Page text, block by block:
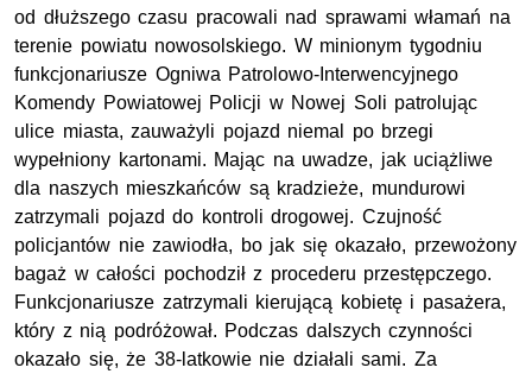
od dłuższego czasu pracowali nad sprawami włamań na
terenie powiatu nowosolskiego. W minionym tygodniu
funkcjonariusze Ogniwa Patrolowo-Interwencyjnego
Komendy Powiatowej Policji w Nowej Soli patrolując
ulice miasta, zauważyli pojazd niemal po brzegi
wypełniony kartonami. Mając na uwadze, jak uciążliwe
dla naszych mieszkańców są kradzieże, mundurowi
zatrzymali pojazd do kontroli drogowej. Czujność
policjantów nie zawiodła, bo jak się okazało, przewożony
bagaż w całości pochodził z procederu przestępczego.
Funkcjonariusze zatrzymali kierującą kobietę i pasażera,
który z nią podróżował. Podczas dalszych czynności
okazało się, że 38-latkowie nie działali sami. Za